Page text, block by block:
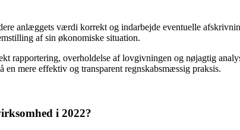
anlæggets værdi korrekt og indarbejde eventuelle
af sin økonomiske situation.
rapportering, overholdelse af lovgivningen og nøjagtig
mere effektiv og transparent regnskabsmæssig praksis.
i 2022?